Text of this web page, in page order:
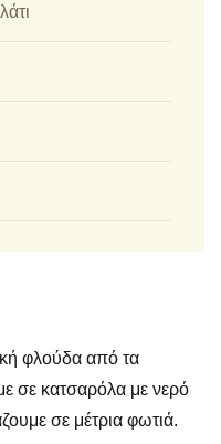
φλούδα από τα
σε κατσαρόλα με νερό
σε μέτρια φωτιά.